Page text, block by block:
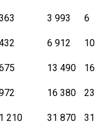
3 993
6
6 912
10
13 490
16
16 380
23
1 210 31 870
31